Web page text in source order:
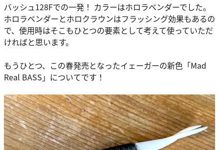
バッシュ128Fでの一発！ カラーはホロラベンダーでした。
ホロラベンダーとホロクラウンはフラッシング効果もあるの
で、使用時はそこもひとつの要素として考えて使っていただ
ければと思います。
もうひとつ、この春発売となったイェーガーの新色「Mad
Real BASS」についてです！